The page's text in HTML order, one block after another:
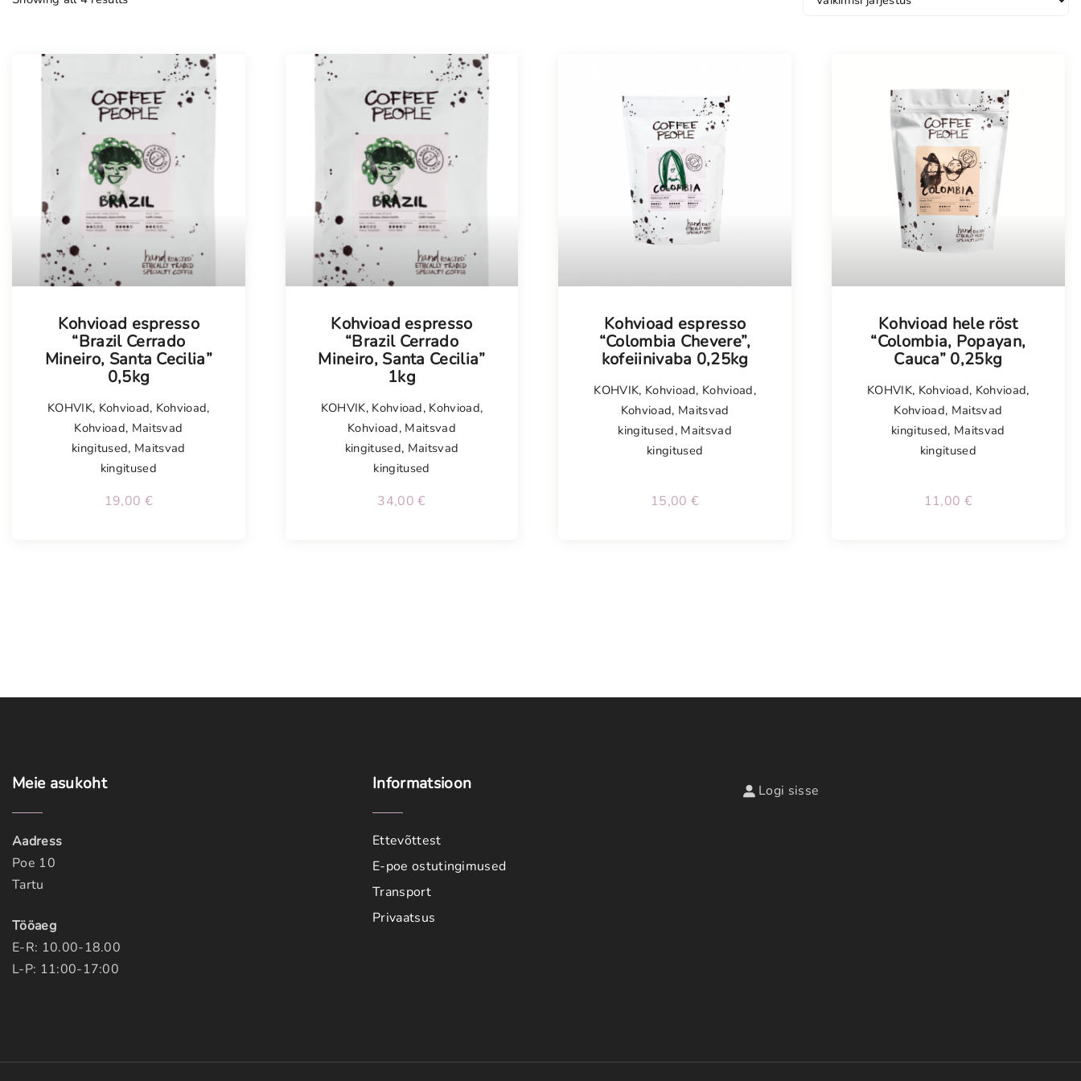
Kohvioad espresso
“Brazil Cerrado
Mineiro, Santa Cecilia”
0,5kg
KOHVIK, Kohvioad, Kohvioad,
Kohvioad, Maitsvad
kingitused, Maitsvad
kingitused
19,00 €
Kohvioad espresso
“Brazil Cerrado
Mineiro, Santa Cecilia”
1kg
KOHVIK, Kohvioad, Kohvioad,
Kohvioad, Maitsvad
kingitused, Maitsvad
kingitused
34,00€
Kohvioad espresso
“Colombia Chevere”,
kofeiinivaba 0,25kg
KOHVIK, Kohvioad, Kohvioad,
Kohvioad, Maitsvad
kingitused, Maitsvad
kingitused
15,00 €
Kohvioad hele röst
“Colombia, Popayan,
Cauca” 0,25kg
KOHVIK, Kohvioad, Kohvioad,
Kohvioad, Maitsvad
kingitused, Maitsvad
kingitused
11,00 €
Meie asukoht
Aadress
Poe 10
Tartu
Tööaeg
E-R: 10.00-18.00
L-P: 11:00-17:00
Informatsioon
Ettevõttest
E-poe ostutingimused
Transport
Privaatsus
Logi sisse